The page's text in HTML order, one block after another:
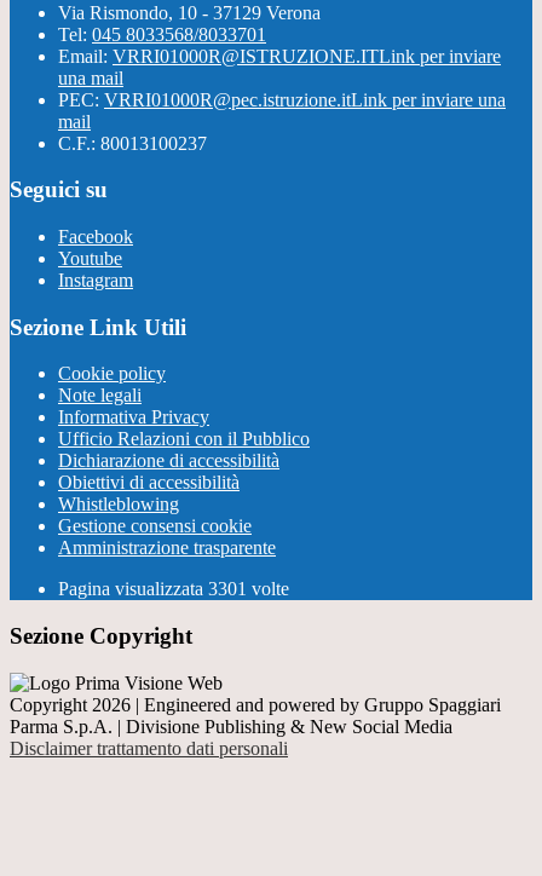
Via Rismondo, 10 - 37129 Verona
Tel: 045 8033568/8033701
Email: VRRI01000R@ISTRUZIONE.ITLink per inviare
una mail
PEC: VRRI01000R@pec.istruzione.itLink per inviare una
mail
C.F.: 80013100237
Seguici su
Facebook
Youtube
Instagram
Sezione Link Utili
Cookie policy
Note legali
Informativa Privacy
Ufficio Relazioni con il Pubblico
Dichiarazione di accessibilità
Obiettivi di accessibilità
Whistleblowing
Gestione consensi cookie
Amministrazione trasparente
Pagina visualizzata 3301 volte
Sezione Copyright
Copyright 2026 | Engineered and powered by Gruppo Spaggiari
Parma S.p.A. | Divisione Publishing & New Social Media
Disclaimer trattamento dati personali